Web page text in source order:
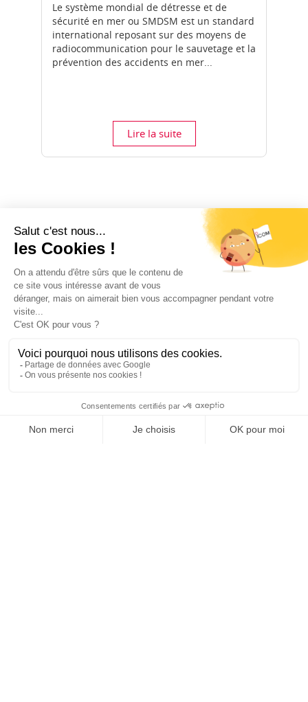
Le système mondial de détresse et de
sécurité en mer ou SMDSM est un standard
international reposant sur des moyens de
radiocommunication pour le sauvetage et la
prévention des accidents en mer...
Lire la suite